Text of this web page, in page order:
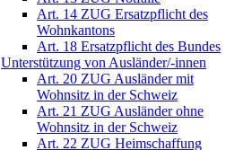
Art. 14 ZUG Ersatzpflicht des
Wohnkantons
Art. 18 Ersatzpflicht des Bundes
Unterstützung von Ausländer/-innen
Art. 20 ZUG Ausländer mit
Wohnsitz in der Schweiz
Art. 21 ZUG Ausländer ohne
Wohnsitz in der Schweiz
Art. 22 ZUG Heimschaffung